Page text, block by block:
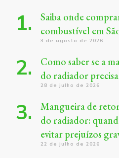
Saiba onde
combustível em
3 de agosto de 2026
Como saber se a
do radiador
28 de julho de 2026
Mangueira de
do radiador:
evitar prejuízos
22 de julho de 2026